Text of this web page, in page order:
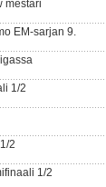
mestari
EM-sarjan 9.
1/2
2
1/2